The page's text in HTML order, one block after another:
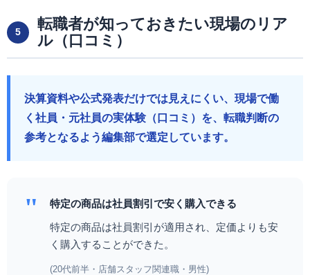
5
転職者が知っておきたい現場のリア
ル（口コミ）
決算資料や公式発表だけでは見えにくい、現場で働
く社員・元社員の実体験（口コミ）を、転職判断の
参考となるよう編集部で選定しています。
"
特定の商品は社員割引で安く購入できる
特定の商品は社員割引が適用され、定価よりも安
く購入することができた。
(20代前半・店舗スタッフ関連職・男性)